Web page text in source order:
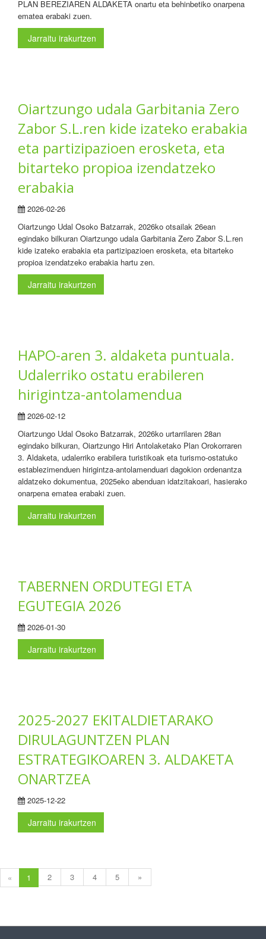
PLAN BEREZIAREN ALDAKETA onartu eta behinbetiko onarpena
ematea erabaki zuen.
Jarraitu irakurtzen
Oiartzungo udala Garbitania Zero
Zabor S.L.ren kide izateko erabakia
eta partizipazioen erosketa, eta
bitarteko propioa izendatzeko
erabakia
2026-02-26
Oiartzungo Udal Osoko Batzarrak, 2026ko otsailak 26ean
egindako bilkuran Oiartzungo udala Garbitania Zero Zabor S.L.ren
kide izateko erabakia eta partizipazioen erosketa, eta bitarteko
propioa izendatzeko erabakia hartu zen.
Jarraitu irakurtzen
HAPO-aren 3. aldaketa puntuala.
Udalerriko ostatu erabileren
hirigintza-antolamendua
2026-02-12
Oiartzungo Udal Osoko Batzarrak, 2026ko urtarrilaren 28an
egindako bilkuran, Oiartzungo Hiri Antolaketako Plan Orokorraren
3. Aldaketa, udalerriko erabilera turistikoak eta turismo-ostatuko
establezimenduen hirigintza-antolamenduari dagokion ordenantza
aldatzeko dokumentua, 2025eko abenduan idatzitakoari, hasierako
onarpena ematea erabaki zuen.
Jarraitu irakurtzen
TABERNEN ORDUTEGI ETA
EGUTEGIA 2026
2026-01-30
Jarraitu irakurtzen
2025-2027 EKITALDIETARAKO
DIRULAGUNTZEN PLAN
ESTRATEGIKOAREN 3. ALDAKETA
ONARTZEA
2025-12-22
Jarraitu irakurtzen
« 1 2 3 4 5 »